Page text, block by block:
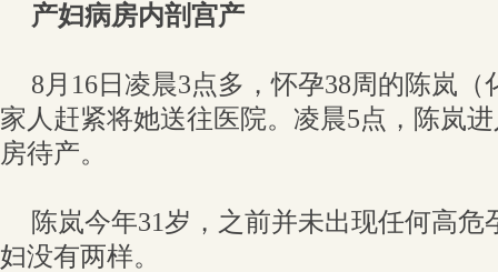
产妇病房内剖宫产
8月16日凌晨3点多，怀孕38周的陈岚
家人赶紧将她送往医院。凌晨5点，陈岚
房待产。
陈岚今年31岁，之前并未出现任何高
妇没有两样。